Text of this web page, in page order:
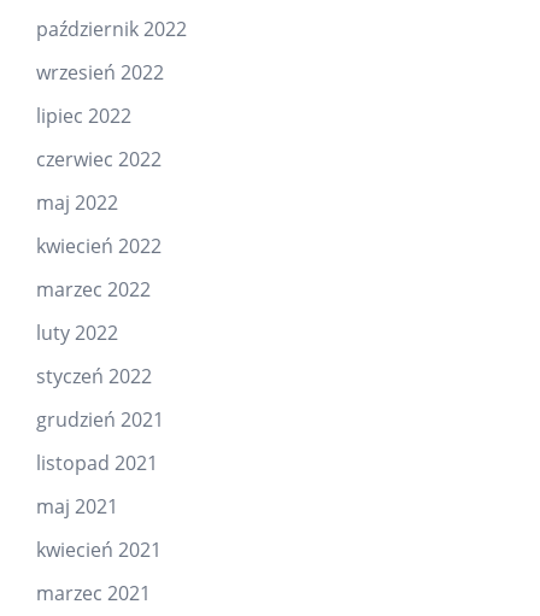
październik 2022
wrzesień 2022
lipiec 2022
czerwiec 2022
maj 2022
kwiecień 2022
marzec 2022
luty 2022
styczeń 2022
grudzień 2021
listopad 2021
maj 2021
kwiecień 2021
marzec 2021